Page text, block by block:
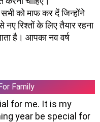
को माफ कर दें जिन्होंने
रिश्तों के लिए तैयार रहना
है। आपका नव वर्ष
Family
for me. It is my
year be special for